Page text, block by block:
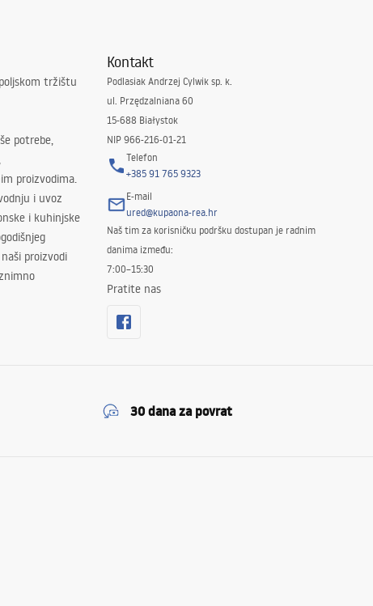
tržištu
potrebe,
proizvodima.
i uvoz
i kuhinjske
proizvodi
Kontakt
Podlasiak Andrzej Cylwik sp. k.
ul. Przędzalniana 60
15-688 Białystok
NIP 966-216-01-21
Telefon
+385 91 765 9323
E-mail
ured@kupaona-rea.hr
Naš tim za korisničku podršku dostupan je radnim
danima između:
7:00–15:30
Pratite nas
30 dana za povrat